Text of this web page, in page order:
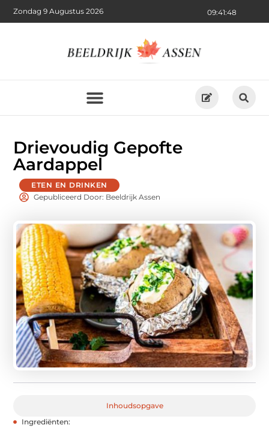
09:41:50
Zondag 9 Augustus 2026
Drievoudig Gepofte
Aardappel
ETEN EN DRINKEN
Gepubliceerd Door: Beeldrijk Assen
Inhoudsopgave
Ingrediënten: